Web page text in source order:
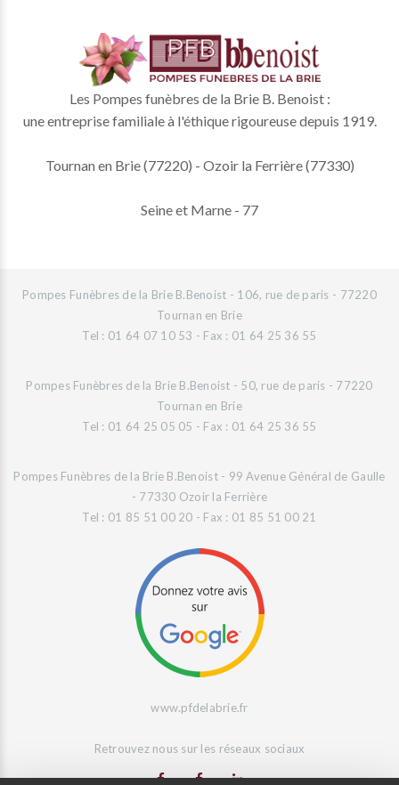
Les Pompes funèbres de la Brie B. Benoist :
une entreprise familiale à l'éthique rigoureuse depuis 1919.
Tournan en Brie (77220) - Ozoir la Ferrière (77330)
Seine et Marne - 77
Pompes Funèbres de la Brie B.Benoist - 106, rue de paris - 77220
Tournan en Brie
Tel : 01 64 07 10 53 - Fax : 01 64 25 36 55
Pompes Funèbres de la Brie B.Benoist - 50, rue de paris - 77220
Tournan en Brie
Tel : 01 64 25 05 05 - Fax : 01 64 25 36 55
Pompes Funèbres de la Brie B.Benoist - 99 Avenue Général de Gaulle
- 77330 Ozoir la Ferrière
Tel : 01 85 51 00 20 - Fax : 01 85 51 00 21
www.pfdelabrie.fr
Retrouvez nous sur les réseaux sociaux